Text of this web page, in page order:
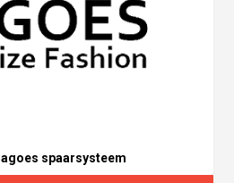
spaarsysteem